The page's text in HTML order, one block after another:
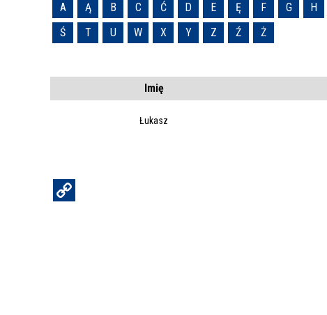
A Ą B C Ć D E Ę F G H
Ś
T U W X Y Z Ź Ż
Imię
Łukasz